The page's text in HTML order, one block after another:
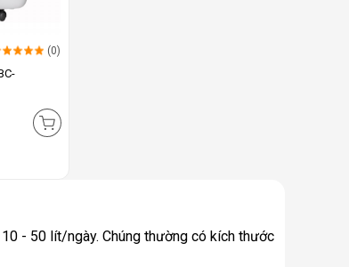
(0)
- 50 lít/ngày. Chúng thường có kích thước